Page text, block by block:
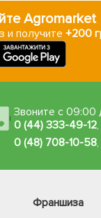
Agromarket
и получите +200
Звоните с 09:00
0 (44) 333-49-12,
0 (48) 708-10-58,
Франшиза